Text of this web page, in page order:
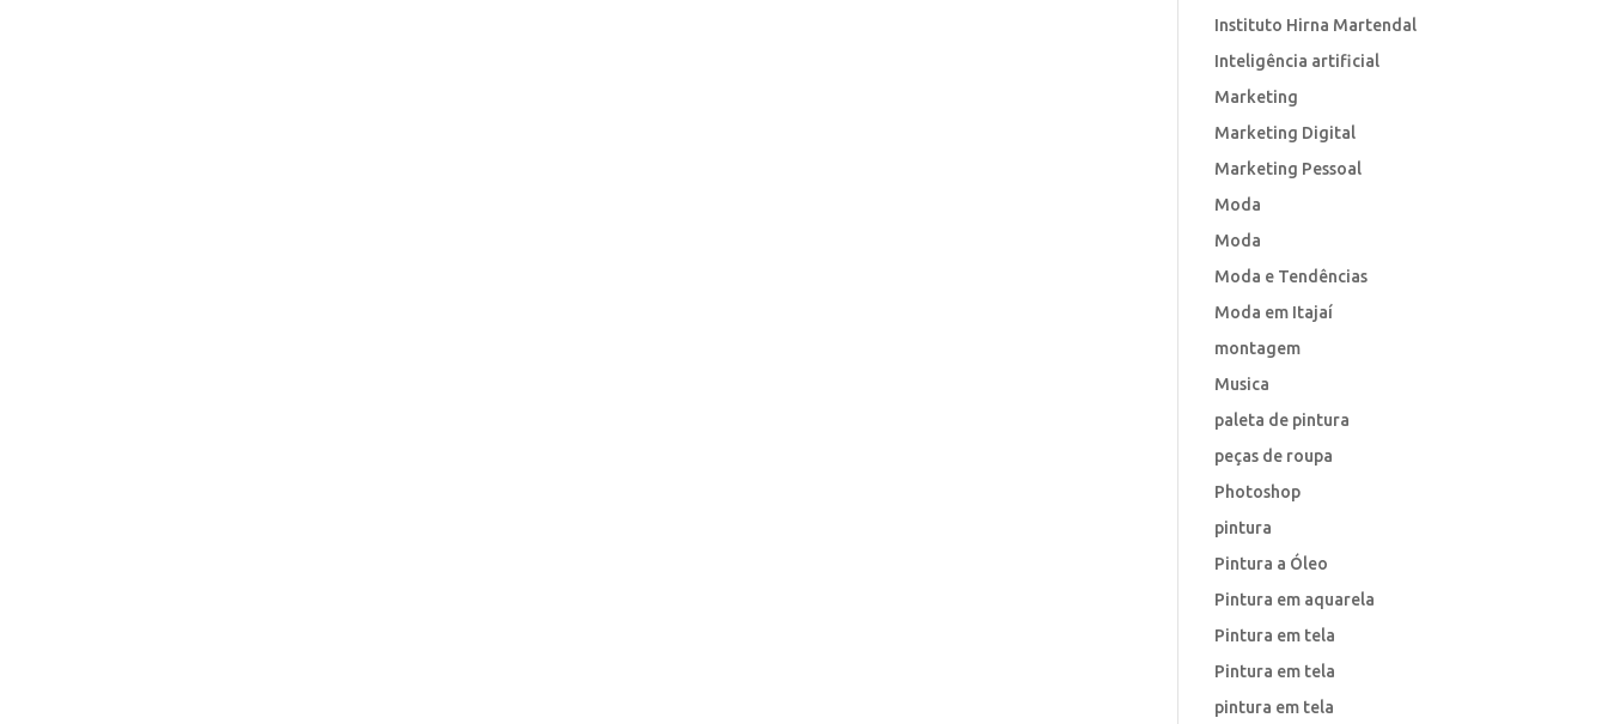
Instituto Hirna Martendal
Inteligência artificial
Marketing
Marketing Digital
Marketing Pessoal
Moda
Moda
Moda e Tendências
Moda em Itajaí
montagem
Musica
paleta de pintura
peças de roupa
Photoshop
pintura
Pintura a Óleo
Pintura em aquarela
Pintura em tela
Pintura em tela
pintura em tela